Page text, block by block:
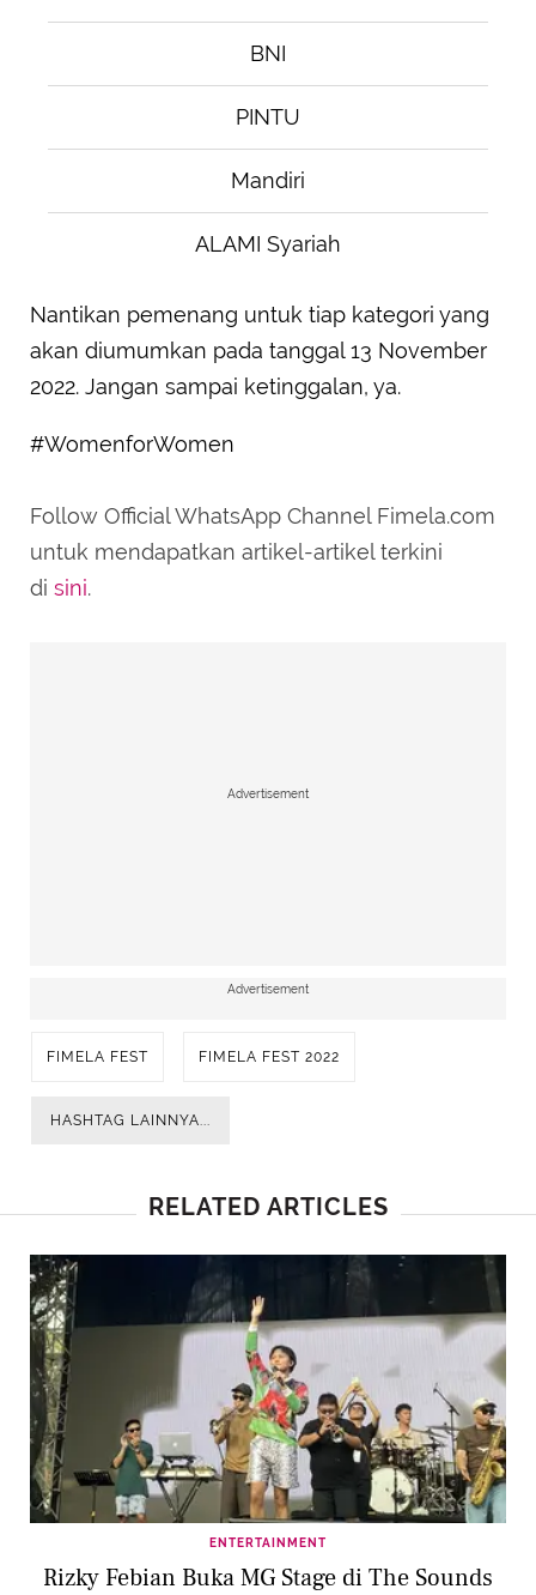
BNI
PINTU
Mandiri
ALAMI Syariah
Nantikan pemenang untuk tiap kategori yang
akan diumumkan pada tanggal 13 November
2022. Jangan sampai ketinggalan, ya.
#WomenforWomen
Follow Official WhatsApp Channel Fimela.com
untuk mendapatkan artikel-artikel terkini
di sini.
Advertisement
Advertisement
FIMELA FEST FIMELA FEST 2022
HASHTAG LAINNYA...
RELATED ARTICLES
ENTERTAINMENT
Rizky Febian Buka MG Stage di The Sounds